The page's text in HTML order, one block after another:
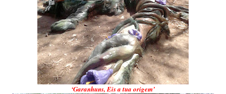
‘Garanhuns, Eis a tua origem’